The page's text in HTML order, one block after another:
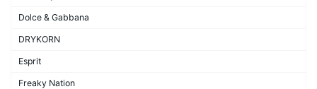
Dolce & Gabbana
DRYKORN
Esprit
Freaky Nation